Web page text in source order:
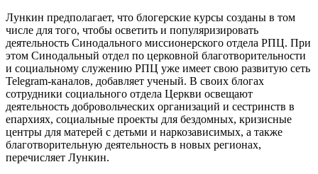
Лункин предполагает, что блогерские курсы созданы в том
числе для того, чтобы осветить и популяризировать
деятельность Синодального миссионерского отдела РПЦ. При
этом Синодальный отдел по церковной благотворительности
и социальному служению РПЦ уже имеет свою развитую сеть
Telegram-каналов, добавляет ученый. В своих блогах
сотрудники социального отдела Церкви освещают
деятельность добровольческих организаций и сестринств в
епархиях, социальные проекты для бездомных, кризисные
центры для матерей с детьми и наркозависимых, а также
благотворительную деятельность в новых регионах,
перечисляет Лункин.